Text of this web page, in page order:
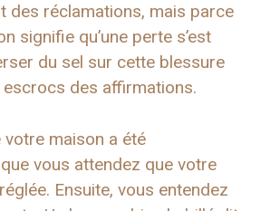
des réclamations, mais parce
signifie qu’une perte s’est
du sel sur cette blessure
des affirmations.
maison a été
vous attendez que votre
Ensuite, vous entendez